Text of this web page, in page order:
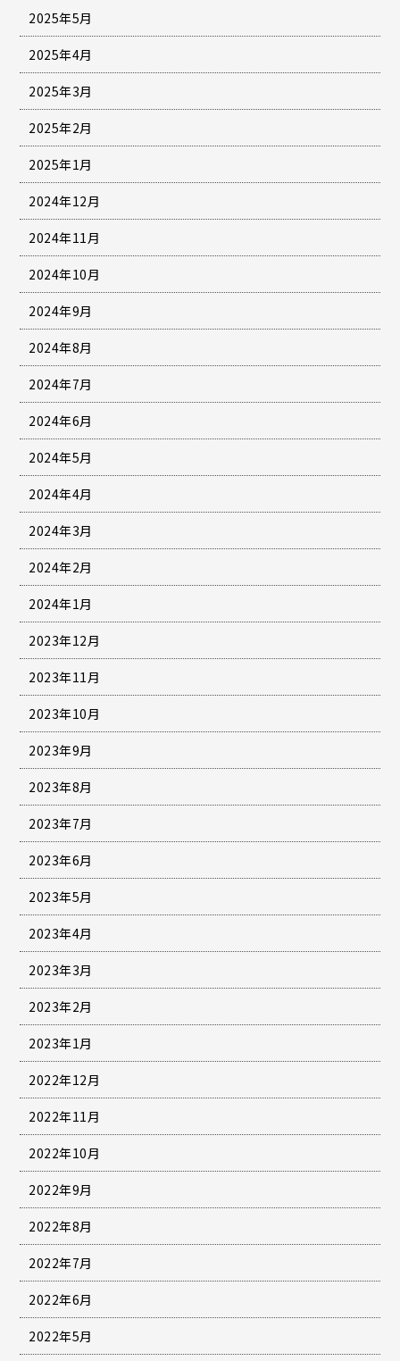
2025年5月
2025年4月
2025年3月
2025年2月
2025年1月
2024年12月
2024年11月
2024年10月
2024年9月
2024年8月
2024年7月
2024年6月
2024年5月
2024年4月
2024年3月
2024年2月
2024年1月
2023年12月
2023年11月
2023年10月
2023年9月
2023年8月
2023年7月
2023年6月
2023年5月
2023年4月
2023年3月
2023年2月
2023年1月
2022年12月
2022年11月
2022年10月
2022年9月
2022年8月
2022年7月
2022年6月
2022年5月